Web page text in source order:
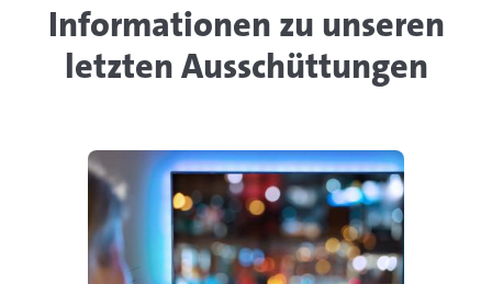
Informationen zu unseren
letzten Ausschüttungen